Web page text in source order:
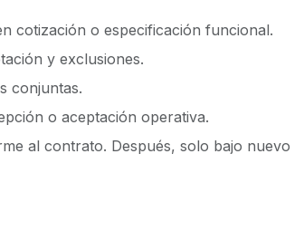
cotización o especificación funcional.
y exclusiones.
conjuntas.
o aceptación operativa.
al contrato. Después, solo bajo nuevo